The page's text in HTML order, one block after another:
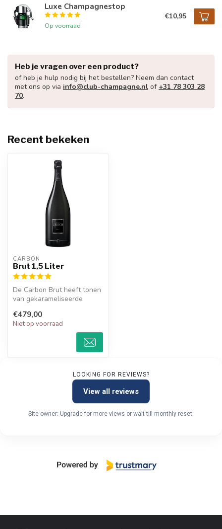
Luxe Champagnestop
Op voorraad
€10,95
Heb je vragen over een product?
of heb je hulp nodig bij het bestellen? Neem dan contact
met ons op via info@club-champagne.nl of +31 78 303 28
70.
Recent bekeken
CARBON
Brut 1,5 Liter
De Carbon Brut heeft tonen
van gekarameliseerde
€479,00
Niet op voorraad
LOOKING FOR REVIEWS?
View all reviews
Site owner: Upgrade for more views or wait till monthly reset.